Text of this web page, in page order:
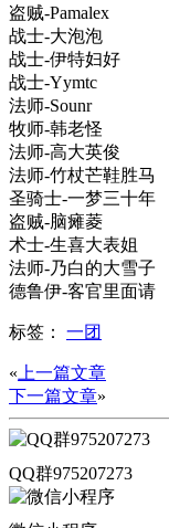
盗贼-Pamalex
战士-大泡泡
战士-伊特妇好
战士-Yymtc
法师-Sounr
牧师-韩老怪
法师-高大英俊
法师-竹杖芒鞋胜马
圣骑士-一梦三十年
盗贼-脑瘫菱
术士-生喜大表姐
法师-乃白的大雪子
德鲁伊-客官里面请
标签： 一团
« 上一篇文章
下一篇文章»
QQ群975207273